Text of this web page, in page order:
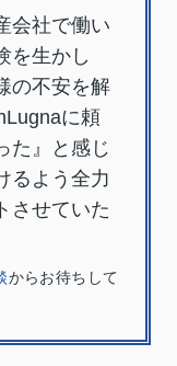
会社で働い
を生かし
の不安を解
に頼
た』と感じ
るよう全力
させていた
からお待ちして